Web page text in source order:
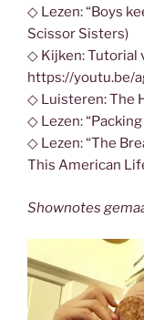
◇ Lezen: “Boys
Scissor Sisters)
◇ Kijken: Tutorial
https://youtu.be/
◇ Luisteren: The
◇ Lezen:
◇ Lezen: “The
This American
Shownotes